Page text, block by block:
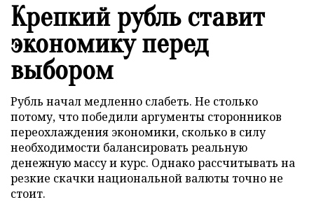
Крепкий рубль ставит
экономику перед
выбором
Рубль начал медленно слабеть. Не столько
потому, что победили аргументы сторонников
переохлаждения экономики, сколько в силу
необходимости балансировать реальную
денежную массу и курс. Однако рассчитывать на
резкие скачки национальной валюты точно не
стоит.